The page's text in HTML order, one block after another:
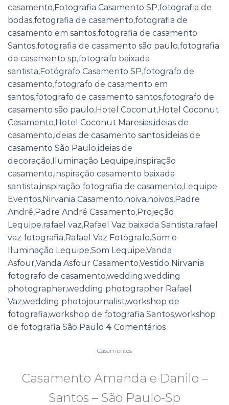
casamento,Fotografia Casamento SP,fotografia de
bodas,fotografia de casamento,fotografia de
casamento em santos,fotografia de casamento
Santos,fotografia de casamento são paulo,fotografia
de casamento sp,fotografo baixada
santista,Fotógrafo Casamento SP,fotografo de
casamento,fotografo de casamento em
santos,fotografo de casamento santos,fotografo de
casamento são paulo,Hotel Coconut,Hotel Coconut
Casamento,Hotel Coconut Maresias,ideias de
casamento,ideias de casamento santos,ideias de
casamento São Paulo,ideias de
decoração,Iluminação Lequipe,inspiração
casamento,inspiração casamento baixada
santista,inspiração fotografia de casamento,Lequipe
Eventos,Nirvania Casamento,noiva,noivos,Padre
André,Padre André Casamento,Projeção
Lequipe,rafael vaz,Rafael Vaz baixada Santista,rafael
vaz fotografia,Rafael Vaz Fotógrafo,Som e
Iluminação Lequipe,Som Lequipe,Vanda
Asfour,Vanda Asfour Casamento,Vestido Nirvania
fotografo de casamento,wedding,wedding
photographer,wedding photographer Rafael
Vaz,wedding photojournalist,workshop de
fotografia,workshop de fotografia Santos,workshop
de fotografia São Paulo 4 Comentários
Casamentos
Casamento Amanda e Danilo –
Santos – São Paulo-Sp